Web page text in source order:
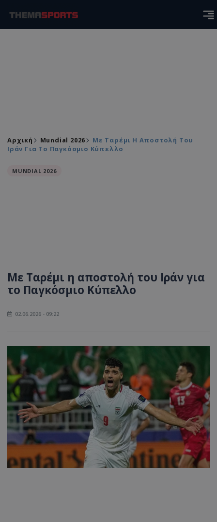
Αρχική Mundial 2026
Με Ταρέμι Η Αποστολή Του
Ιράν Για Το Παγκόσμιο Κύπελλο
MUNDIAL 2026
Με Ταρέμι η αποστολή του Ιράν για
το Παγκόσμιο Κύπελλο
02.06.2026 - 09:22